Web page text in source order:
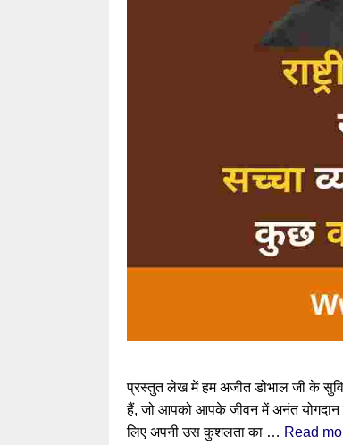
प्रस्तुत लेख में हम अजीत डोभाल जी के
हैं, जो आपको आपके जीवन में अनंत योगदान
लिए अपनी उस कुशलता का … Read